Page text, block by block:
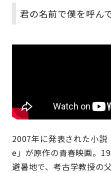
君の名前で僕を呼ん
2007年に発表された小
e」が原作の青春映画。
避暑地で、考古学教授の